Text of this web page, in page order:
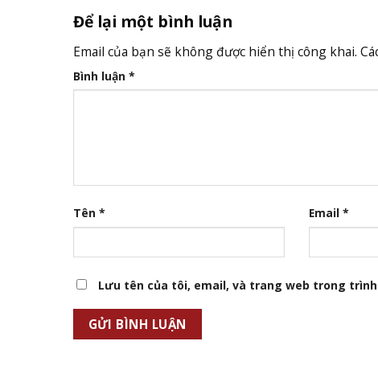
Để lại một bình luận
Email của bạn sẽ không được hiển thị công khai.
Bình luận *
Tên * Email *
Lưu tên của tôi, email, và trang web trong